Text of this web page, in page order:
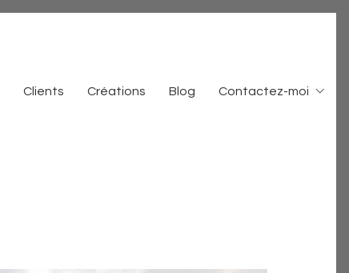
Clients Créations Blog Contactez-moi